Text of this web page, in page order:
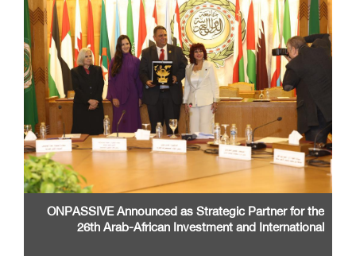
ONPASSIVE Announced as Strategic Partner for the
26th Arab-African Investment and International